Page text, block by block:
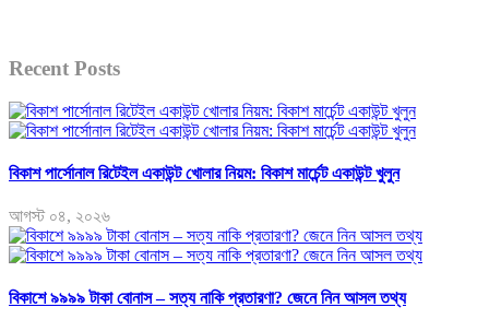
Recent Posts
বিকাশ পার্সোনাল রিটেইল একাউন্ট খোলার নিয়ম: বিকাশ মার্চেন্ট একাউন্ট খুলুন
আগস্ট ০৪, ২০২৬
বিকাশে ৯৯৯৯ টাকা বোনাস – সত্য নাকি প্রতারণা? জেনে নিন আসল তথ্য